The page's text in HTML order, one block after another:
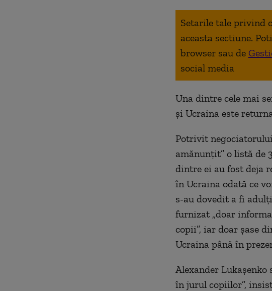
Setarile tale privind
aceasta sectiune.
browser sau de
social media
Una dintre cele mai
și Ucraina este
Potrivit
amănunțit” o listă de
dintre ei au fost deja
în Ucraina odată ce
s-au dovedit a fi
furnizat „doar
copii”, iar doar șase
Ucraina până în
Alexander Lukașenko
în jurul copiilor”,